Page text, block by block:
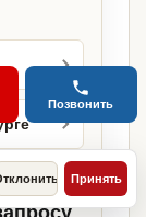
Принять
Позвонить